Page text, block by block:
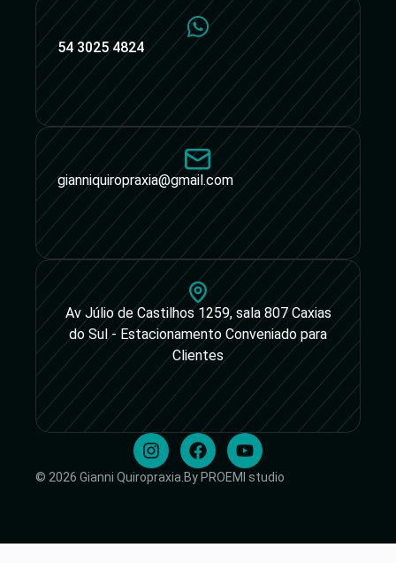
54 3025 4824
gianniquiropraxia@gmail.com
Av Júlio de Castilhos 1259, sala 807 Caxias
do Sul - Estacionamento Conveniado para
Clientes
© 2026 Gianni Quiropraxia. By PROEMI studio